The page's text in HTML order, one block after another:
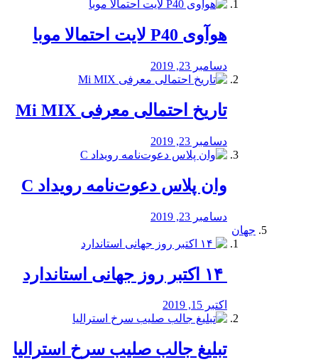
هوآوی P40 لایت احتمالا موبا
دسامبر 23, 2019
تاریخ احتمالی معرفی Mi MIX
دسامبر 23, 2019
وان پلاس دعوت‌نامه رویداد C
دسامبر 23, 2019
جهان
اکتبر 15, 2019
تبلیغ جالب صلیب سرخ استرالیا